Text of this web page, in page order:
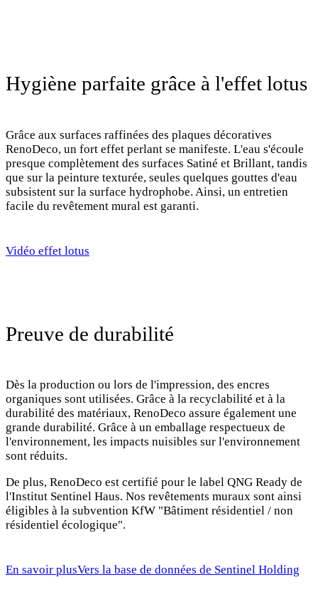
Hygiène parfaite grâce à l'effet lotus
Grâce aux surfaces raffinées des plaques décoratives
RenoDeco, un fort effet perlant se manifeste. L'eau s'écoule
presque complètement des surfaces Satiné et Brillant, tandis
que sur la peinture texturée, seules quelques gouttes d'eau
subsistent sur la surface hydrophobe. Ainsi, un entretien
facile du revêtement mural est garanti.
Vidéo effet lotus
Preuve de durabilité
Dès la production ou lors de l'impression, des encres
organiques sont utilisées. Grâce à la recyclabilité et à la
durabilité des matériaux, RenoDeco assure également une
grande durabilité. Grâce à un emballage respectueux de
l'environnement, les impacts nuisibles sur l'environnement
sont réduits.
De plus, RenoDeco est certifié pour le label QNG Ready de
l'Institut Sentinel Haus. Nos revêtements muraux sont ainsi
éligibles à la subvention KfW "Bâtiment résidentiel / non
résidentiel écologique".
En savoir plusVers la base de données de Sentinel Holding